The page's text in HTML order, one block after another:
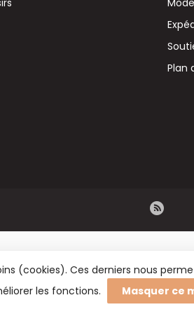
Plan
BV - Vente en gros de fleurs
(cookies). Ces derniers nous
les fonctions.
Masquer ce